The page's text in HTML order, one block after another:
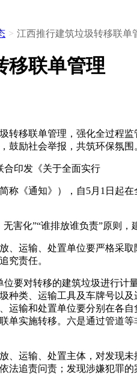
> 江西推行建筑垃圾转移联单
移联单管理
转移联单管理，强化全过程
鼓励社会举报，共筑环保氛围
合印发《关于全面实行
称《通知》），自5月1日起
无害化”“谁排放谁负责”原则
、运输、处置单位要严格采
究责任。
位要对转移的建筑垃圾进行
种类、运输工具及车牌号以
运输和处置单位要分别在各
单实施转移。六是通过管道
、运输、处置主体，对发现
法追责问责；发现涉嫌犯罪